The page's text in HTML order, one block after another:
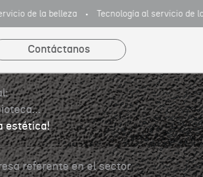
de la belleza Tecnología al servicio de la
Contáctanos
estética!
referente en el sector